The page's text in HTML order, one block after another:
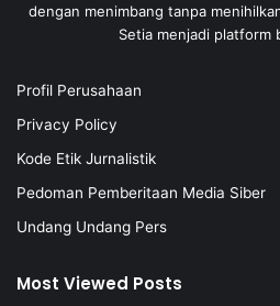
dengan menimbang tanpa
Setia menjadi platform
Profil Perusahaan
Privacy Policy
Kode Etik Jurnalistik
Pedoman Pemberitaan Media Siber
Undang Undang Pers
Most Viewed Posts